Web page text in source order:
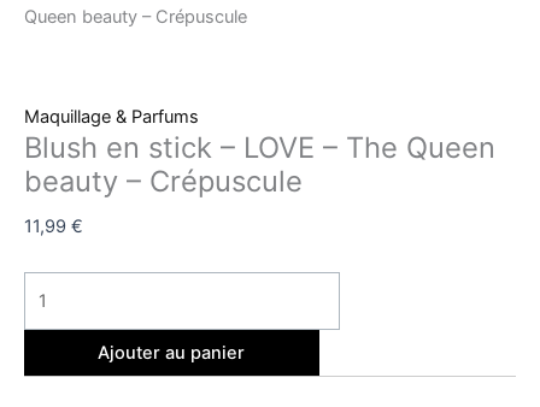
Queen beauty – Crépuscule
Maquillage & Parfums
Blush en stick – LOVE – The Queen
beauty – Crépuscule
11,99 €
Ajouter au panier